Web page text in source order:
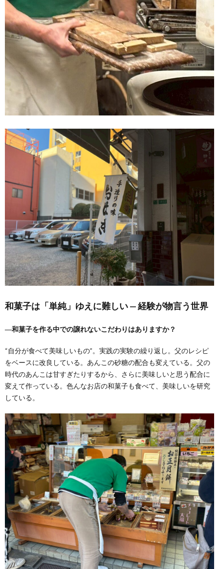
和菓子は「単純」ゆえに難しい — 経験が物言う世界
―和菓子を作る中での譲れないこだわりはありますか？
“自分が食べて美味しいもの”。実践の実験の繰り返し。父のレシピ
をベースに改良している。あんこの砂糖の配合も変えている。父の
時代のあんこは甘すぎたりするから、さらに美味しいと思う配合に
変えて作っている。色んなお店の和菓子も食べて、美味しいを研究
している。